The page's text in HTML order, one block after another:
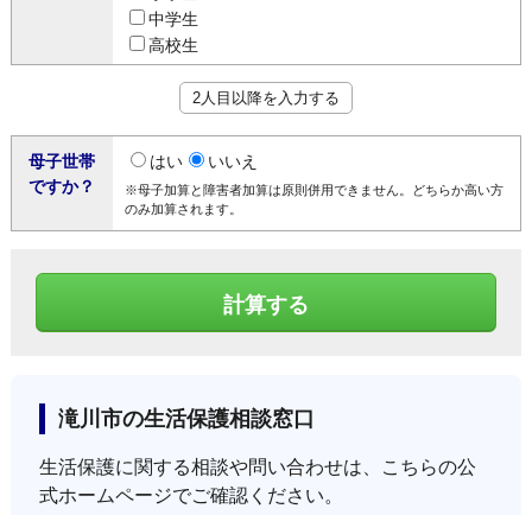
中学生
高校生
2人目以降を入力する
母子世帯
ですか？
はい いいえ
※母子加算と障害者加算は原則併用できません。どちらか高い方
のみ加算されます。
滝川市の生活保護相談窓口
生活保護に関する相談や問い合わせは、こちらの公
式ホームページでご確認ください。